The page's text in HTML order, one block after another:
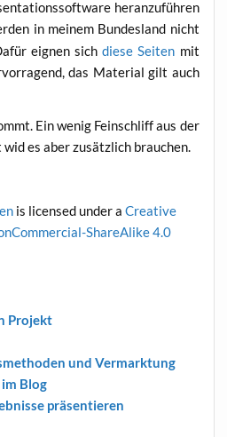
her­an­zu­füh­ren
in mei­nem Bun­des­land nicht
eig­nen sichdie­se Sei­ten mit
das Mate­ri­al gilt auch
Ein wenig Fein­schliff aus der
es aber zusätz­lich brauchen.
is licen­sed under aCrea­ti­ve
ShareA­li­ke 4.0
Projekt
und Vermarktung
Blog
präsentieren